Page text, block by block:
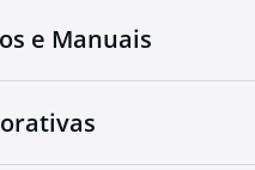
e Manuais